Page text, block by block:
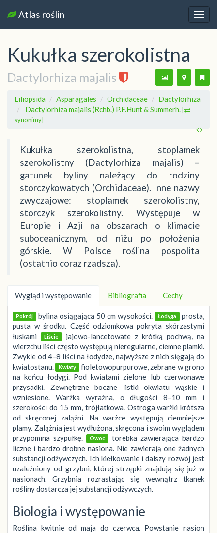
Atlas roślin
Kukułka szerokolistna
Dactylorhiza majalis
Liliopsida Asparagales Orchidaceae
Dactylorhiza
Dactylorhiza majalis (Rchb.) P.F.Hunt & Summerh. [
synonimy]
Kukułka szerokolistna, stoplamek
szerokolistny (Dactylorhiza majalis) –
gatunek byliny należący do rodziny
storczykowatych (Orchidaceae). Inne nazwy
zwyczajowe: stoplamek szerokolistny,
storczyk szerokolistny. Występuje w
Europie i Azji na obszarach o klimacie
suboceanicznym, od niżu po położenia
górskie. W Polsce roślina pospolita
(ostatnio coraz rzadsza).
Wygląd i występowanie Bibliografia Cechy
Pokrój bylina osiągająca 50 cm wysokości. Łodyga prosta,
pusta w środku. Część odziomkowa pokryta skórzastymi
łuskami
Liście jajowo-lancetowate z krótką pochwą, na
wierzchu liści często występują nieregularne, ciemne plamki.
Zwykle od 4–8 liści na łodydze, najwyższe z nich sięgają do
kwiatostanu.
Kwiaty fioletowopurpurowe, zebrane w grono
na końcu łodygi. Pod kwiatami zielone lub czerwonawe
przysadki. Zewnętrzne boczne listki okwiatu wąskie i
wzniesione. Warżka wyraźna, o długości 8–10 mm i
szerokości do 15 mm, trójłatkowa. Ostroga warżki krótsza
od skręconej zalążni. Na warżce występują ciemniejsze
plamy. Zalążnia jest wydłużona, skręcona i swoim wyglądem
przypomina szypułkę.
Owoc torebka zawierająca bardzo
liczne i bardzo drobne nasiona. Nie zawierają one żadnych
substancji odżywczych. Ich kiełkowanie i dalszy rozwój jest
uzależniony od grzybni, której strzępki znajdują się już w
nasionach. Grzybnia rozrastając się wewnątrz tkanek
rośliny dostarcza jej substancji odżywczych.
Biologia i występowanie
Roślina kwitnie od maja do czerwca. Powstanie nasion